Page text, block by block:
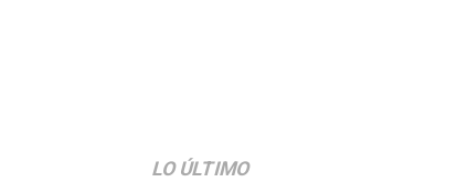
LO ÚLTIMO